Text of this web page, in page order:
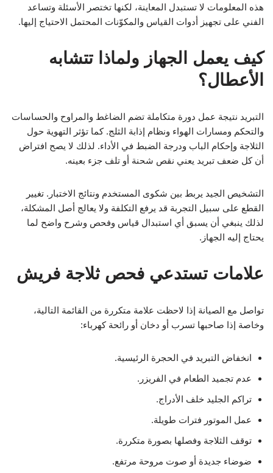
هذه المعلومات لا تستبدل المعاينة، لكنها تختصر الأسئلة وتساعد
الفني على تجهيز أدوات القياس والمكوّنات المحتمل الاحتياج إليها.
كيف يعمل الجهاز ولماذا تتشابه
الأعطال؟
التبريد نتيجة عمل دورة متكاملة تضم الضاغط والمراوح والحساسات
والتحكم ومسارات الهواء ونظام إذابة الثلج. كما تؤثر التهوية حول
الثلاجة وإحكام الباب ودرجة الضبط في الأداء. لذلك لا يصح افتراض
أن كل ضعف تبريد يعني نقص شحنة أو تلف جزء بعينه.
التشخيص الجيد يربط بين شكوى المستخدم ونتائج الاختبار. تغيير
القطع على سبيل التجربة قد يرفع التكلفة ولا يعالج أصل المشكلة،
لذلك ينبغي أن يسبق أي استبدال قياس وفحص وشرح واضح لما
يحتاج إليه الجهاز.
علامات تستدعي فحص ثلاجة فريش
تواصل مع الصيانة إذا لاحظت علامة متكررة من القائمة التالية،
وخاصة إذا صاحبها تسرب أو دخان أو رائحة كهرباء:
انخفاض التبريد في الحجرة الرئيسية.
عدم تجميد الطعام في الفريزر.
تراكم الجليد خلف الأدراج.
عمل الموتور فترات طويلة.
توقف الثلاجة وفصلها بصورة متكررة.
ضوضاء جديدة أو صوت مروحة مرتفع.